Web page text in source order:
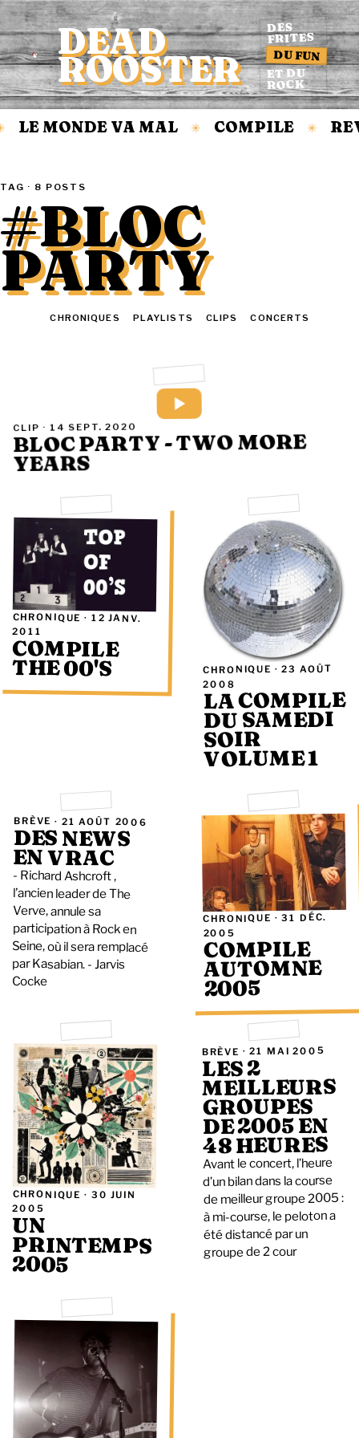
Accueil
DEAD
ROOSTER
DES
FRITES
DU FUN
ET DU
ROCK
LE MONDE VA MAL COMPILE
TAG · 8 POSTS
#BLOC
PARTY
CHRONIQUES PLAYLISTS CLIPS CONCERTS
CLIP · 14 SEPT. 2020
BLOC PARTY - TWO MORE
YEARS
CHRONIQUE · 12 JANV.
2011
COMPILE
THE 00'S CHRONIQUE ·23 AOÛT
2008
LA COMPILE
DU SAMEDI
SOIR
VOLUME 1
BRÈVE · 21 AOÛT 2006
DES NEWS
EN VRAC
- Richard Ashcroft ,
l’ancien leader de The
Verve, annule sa
participation à Rock en
Seine, où il sera remplacé
par Kasabian. - Jarvis
Cocke
CHRONIQUE ·31 DÉC.
2005
COMPILE
AUTOMNE
2005
CHRONIQUE · 30 JUIN
2005
UN
PRINTEMPS
2005
BRÈVE ·21 MAI 2005
LES 2
MEILLEURS
GROUPES
DE 2005 EN
48 HEURES
Avant le concert, l’heure
d’un bilan dans la course
de meilleur groupe 2005 :
à mi-course, le peloton a
été distancé par un
groupe de 2 cour